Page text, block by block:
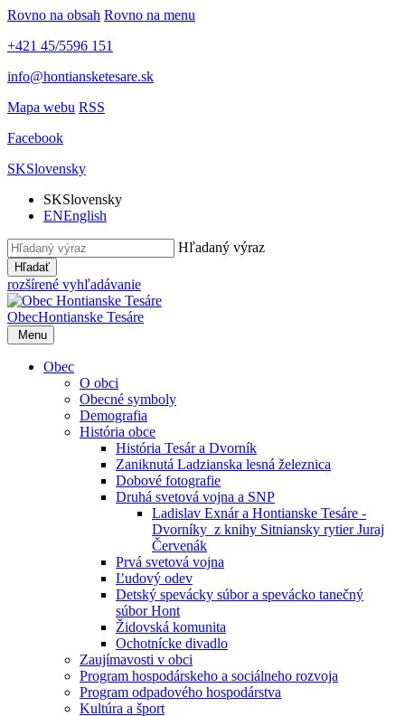
Rovno na obsah Rovno na menu
+421 45/5596 151
info@hontiansketesare.sk
Mapa webu RSS
Facebook
SKSlovensky
SKSlovensky
ENEnglish
Hľadaný výraz
Hľadať
rozšírené vyhľadávanie
ObecHontianske Tesáre
Menu
Obec
O obci
Obecné symboly
Demografia
História obce
História Tesár a Dvorník
Zaniknutá Ladzianska lesná železnica
Dobové fotografie
Druhá svetová vojna a SNP
Ladislav Exnár a Hontianske Tesáre -
Dvorníky z knihy Sitniansky rytier Juraj
Červenák
Prvá svetová vojna
Ľudový odev
Detský spevácky súbor a spevácko tanečný
súbor Hont
Židovská komunita
Ochotnícke divadlo
Zaujímavosti v obci
Program hospodárskeho a sociálneho rozvoja
Program odpadového hospodárstva
Kultúra a šport